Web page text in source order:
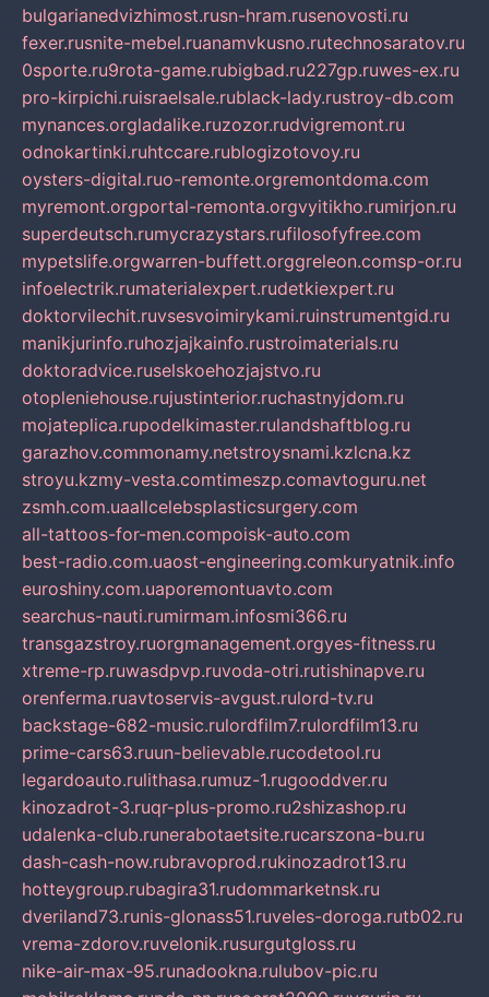
bulgarianedvizhimost.rusn-hram.rusenovosti.ru
fexer.rusnite-mebel.ruanamvkusno.rutechnosaratov.ru
0sporte.ru9rota-game.rubigbad.ru227gp.ruwes-ex.ru
pro-kirpichi.ruisraelsale.rublack-lady.rustroy-db.com
mynances.orgladalike.ruzozor.rudvigremont.ru
odnokartinki.ruhtccare.rublogizotovoy.ru
oysters-digital.ruo-remonte.orgremontdoma.com
myremont.orgportal-remonta.orgvyitikho.rumirjon.ru
superdeutsch.rumycrazystars.rufilosofyfree.com
mypetslife.orgwarren-buffett.orggreleon.comsp-or.ru
infoelectrik.rumaterialexpert.rudetkiexpert.ru
doktorvilechit.ruvsesvoimirykami.ruinstrumentgid.ru
manikjurinfo.ruhozjajkainfo.rustroimaterials.ru
doktoradvice.ruselskoehozjajstvo.ru
otopleniehouse.rujustinterior.ruchastnyjdom.ru
mojateplica.rupodelkimaster.rulandshaftblog.ru
garazhov.commonamy.netstroysnami.kzlcna.kz
stroyu.kzmy-vesta.comtimeszp.comavtoguru.net
zsmh.com.uaallcelebsplasticsurgery.com
all-tattoos-for-men.compoisk-auto.com
best-radio.com.uaost-engineering.comkuryatnik.info
euroshiny.com.uaporemontuavto.com
searchus-nauti.rumirmam.infosmi366.ru
transgazstroy.ruorgmanagement.orgyes-fitness.ru
xtreme-rp.ruwasdpvp.ruvoda-otri.rutishinapve.ru
orenferma.ruavtoservis-avgust.rulord-tv.ru
backstage-682-music.rulordfilm7.rulordfilm13.ru
prime-cars63.ruun-believable.rucodetool.ru
legardoauto.rulithasa.rumuz-1.rugooddver.ru
kinozadrot-3.ruqr-plus-promo.ru2shizashop.ru
udalenka-club.runerabotaetsite.rucarszona-bu.ru
dash-cash-now.rubravoprod.rukinozadrot13.ru
hotteygroup.rubagira31.rudommarketnsk.ru
dveriland73.runis-glonass51.ruveles-doroga.rutb02.ru
vrema-zdorov.ruvelonik.rusurgutgloss.ru
nike-air-max-95.runadookna.rulubov-pic.ru